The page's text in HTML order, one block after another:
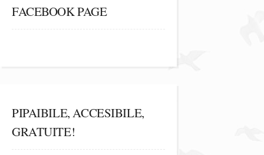
FACEBOOK PAGE
PIPAIBILE, ACCESIBILE,
GRATUITE!